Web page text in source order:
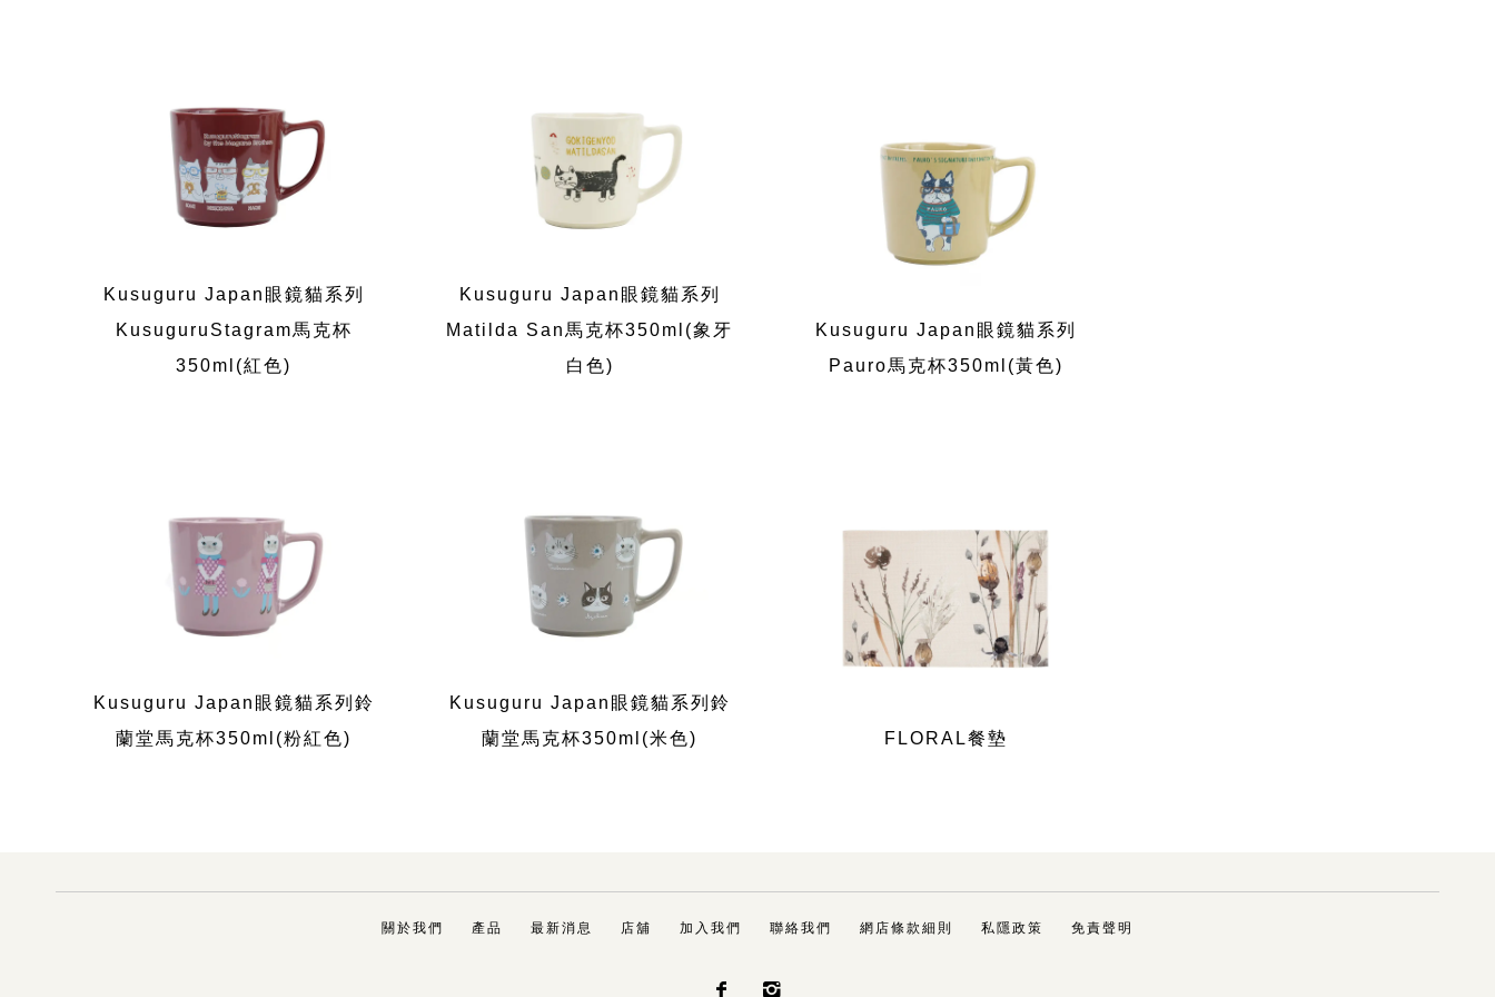
Kusuguru Japan眼鏡貓系列
KusuguruStagram馬克杯
350ml(紅色)
Kusuguru Japan眼鏡貓系列
Matilda San馬克杯350ml(象牙
白色)
Kusuguru Japan眼鏡貓系列
Pauro馬克杯350ml(黃色)
Kusuguru Japan眼鏡貓系列鈴
蘭堂馬克杯350ml(粉紅色)
Kusuguru Japan眼鏡貓系列鈴
蘭堂馬克杯350ml(米色)
FLORAL餐墊
關於我們 產品 最新消息 店舖 加入我們 聯絡我們 網店條款細則 私隱政策 免責聲明
 